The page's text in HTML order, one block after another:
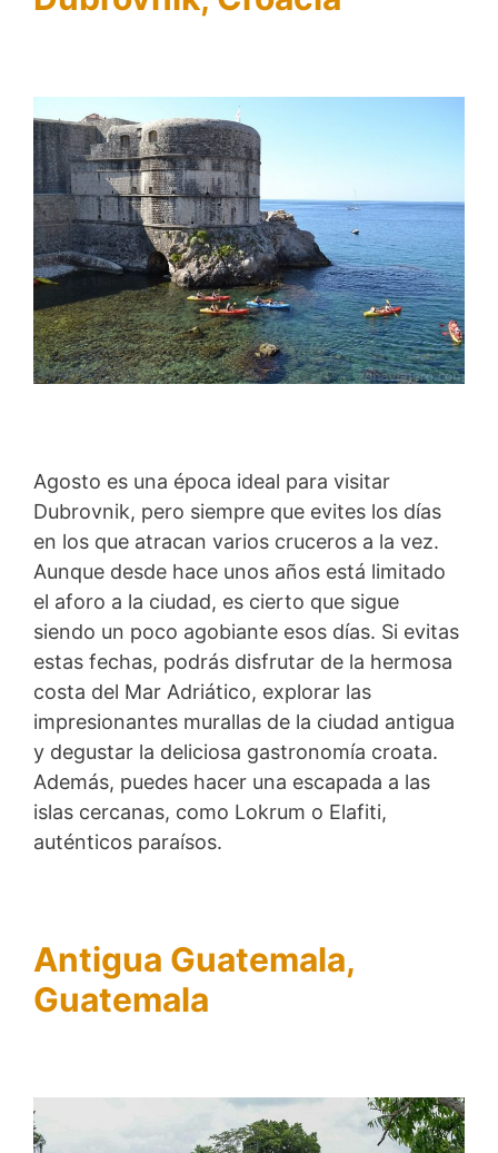
Agosto es una época ideal para visitar
Dubrovnik, pero siempre que evites los días
en los que atracan varios cruceros a la vez.
Aunque desde hace unos años está limitado
el aforo a la ciudad, es cierto que sigue
siendo un poco agobiante esos días. Si evitas
estas fechas, podrás disfrutar de la hermosa
costa del Mar Adriático, explorar las
impresionantes murallas de la ciudad antigua
y degustar la deliciosa gastronomía croata.
Además, puedes hacer una escapada a las
islas cercanas, como Lokrum o Elafiti,
auténticos paraísos.
Antigua Guatemala,
Guatemala